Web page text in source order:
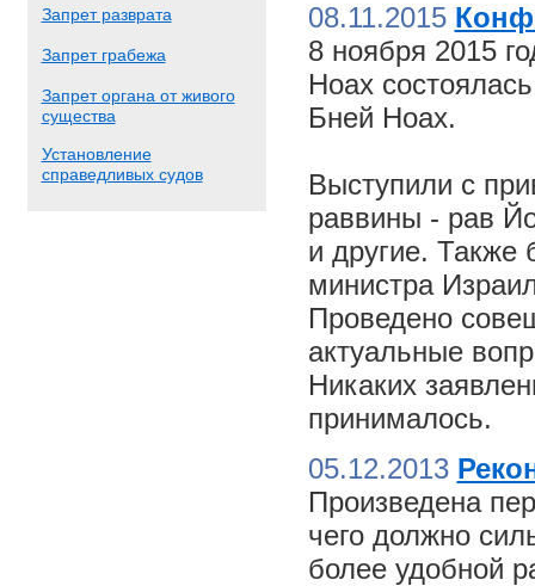
Запрет разврата
Запрет грабежа
Запрет органа от живого
существа
Установление
справедливых судов
08.11.2015
8 ноября 2015
Ноах
Бней Ноах.
Выступили с
раввины - рав
и другие. Также
министра
Проведено
актуальные
Никаких
принималось.
05.12.2013
Произведена
чего должно
более удобной